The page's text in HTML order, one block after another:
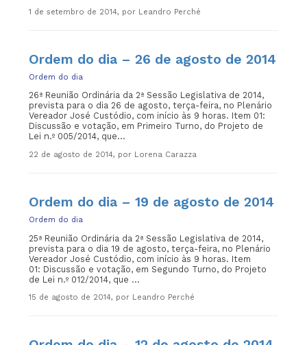
1 de setembro de 2014, por Leandro Perché
Ordem do dia – 26 de agosto de 2014
Ordem do dia
26ª Reunião Ordinária da 2ª Sessão Legislativa de 2014,
prevista para o dia 26 de agosto, terça-feira, no Plenário
Vereador José Custódio, com início às 9 horas. Item 01:
Discussão e votação, em Primeiro Turno, do Projeto de
Lei n.º 005/2014, que...
22 de agosto de 2014, por Lorena Carazza
Ordem do dia – 19 de agosto de 2014
Ordem do dia
25ª Reunião Ordinária da 2ª Sessão Legislativa de 2014,
prevista para o dia 19 de agosto, terça-feira, no Plenário
Vereador José Custódio, com início às 9 horas. Item
01: Discussão e votação, em Segundo Turno, do Projeto
de Lei n.º 012/2014, que ...
15 de agosto de 2014, por Leandro Perché